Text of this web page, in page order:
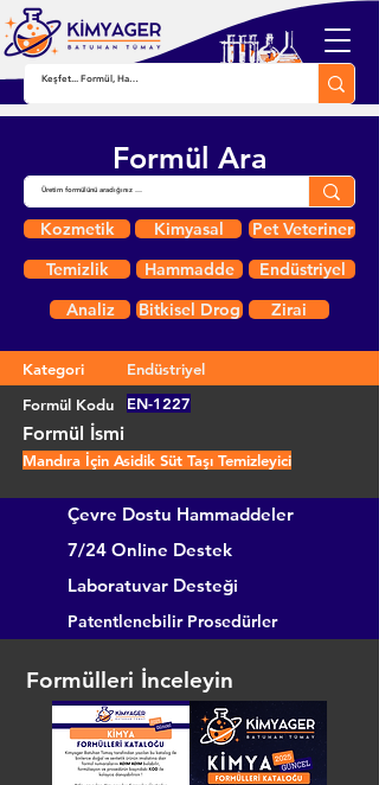
Formül Ara
Kozmetik Kimyasal
Pet Veteriner
Temizlik
Hammadde
Endüstriyel
Analiz
Bitkisel Drog Zirai
Kategori
Endüstriyel
Formül Kodu
EN-1227
Formül İsmi
Mandıra İçin Asidik Süt Taşı Temizleyici
Çevre Dostu Hammaddeler
7/24 Online Destek
Laboratuvar Desteği
Patentlenebilir Prosedürler
Formülleri İnceleyin